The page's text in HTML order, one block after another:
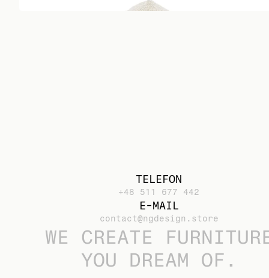
TELEFON
+48 511 677 442
E-MAIL
contact@ngdesign.store
WE CREATE
YOU DREAM OF.